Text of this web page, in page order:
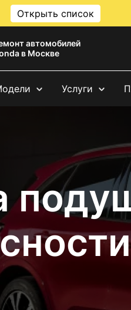
Открыть список
автомобилей
в Москве
Услуги